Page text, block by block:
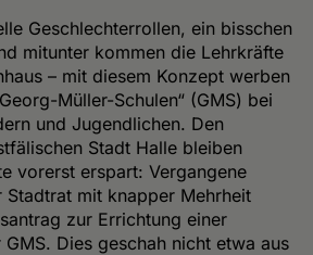
Geschlechterrollen, ein bisschen
mitunter kommen die Lehrkräfte
– mit diesem Konzept werben
Müller-Schulen“ (GMS) bei
und Jugendlichen. Den
Stadt Halle bleiben
vorerst erspart: Vergangene
Stadtrat mit knapper Mehrheit
zur Errichtung einer
Dies geschah nicht etwa aus